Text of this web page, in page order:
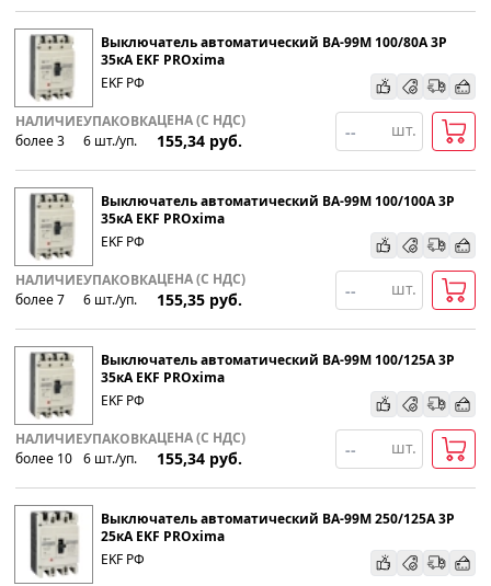
Выключатель автоматический ВА-99М 100/80А 3P
35кА EKF PROxima
EKF РФ
НАЛИЧИЕ
более 3
УПАКОВКА
6 шт./уп.
ЦЕНА (С НДС)
155,34 руб.
шт.
Выключатель автоматический ВА-99М 100/100А 3P
35кА EKF PROxima
EKF РФ
НАЛИЧИЕ
более 7
УПАКОВКА
6 шт./уп.
ЦЕНА (С НДС)
155,35 руб.
шт.
Выключатель автоматический ВА-99М 100/125А 3P
35кА EKF PROxima
EKF РФ
НАЛИЧИЕ
более 10
УПАКОВКА
6 шт./уп.
ЦЕНА (С НДС)
155,34 руб.
шт.
Выключатель автоматический ВА-99М 250/125А 3P
25кА EKF PROxima
EKF РФ